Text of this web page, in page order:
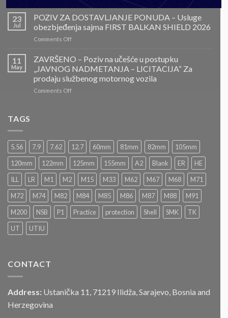
ZAVRŠENO-
POZIV
ZA
DOSTAVLJANJE
PONUDA
Projektovanje,
izrada
montaža
Nacionalnog
23
Jul
POZIV ZA DOSTAVLJANJE PONUDA – Usluge
obezbjeđenja sajma FIRST BALKAN SHIELD 2026
Comments Offon
ZA
DOSTAVLJANJE
PONUDA
–
Usluge
2026
11
May
ZAVRŠENO – Poziv na učešće u postupku
„JAVNOG NADMETANJA – LICITACIJA“ Za
prodaju službenog motornog vozila
Comments Offon
u
postupku
„JAVNOG
NADMETANJA
–
LICITACIJA“
Za
prodaju
službenog
motornog
TAGS
5.56 7.9 7.62 12.7 60mm 81mm 82mm
105mm
120mm
122mm 125mm 155mm A2 Blank ER
HE
ILL
LR M1 M2 M15 M33 M62 M67 M68
M71
M72
M74 M82 M84 M85 M86 M87 M88
M91
M200
NSB P1 Practice protection Shell SMK
TK
UT
UTIU
CONTACT
Address: Ustanička 11, 71219 Ilidža, Sarajevo, Bosnia and
Herzegovina